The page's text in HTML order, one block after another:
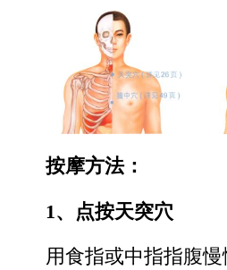
按摩方法：
1、点按天突穴
用食指或中指指腹